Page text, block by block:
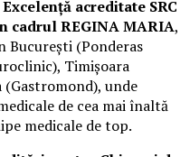
acreditate SRC
cadrul REGINA MARIA,
București (Ponderas
Timișoara
unde
de cea mai înaltă
medicale de top.